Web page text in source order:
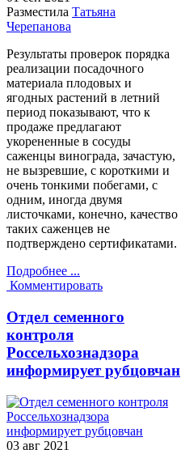
Разместила Татьяна
Черепанова
Результаты проверок порядка
реализации посадочного
материала плодовых и
ягодных растений в летний
период показывают, что к
продаже предлагают
укорененные в сосуды
саженцы винограда, зачастую,
не вызревшие, с короткими и
очень тонкими побегами, с
одним, иногда двумя
листочками, конечно, качество
таких саженцев не
подтверждено сертификатами.
Подробнее ...
Комментировать
Отдел семенного
контроля
Россельхознадзора
информирует рубцовчан
03 авг 2021